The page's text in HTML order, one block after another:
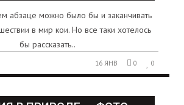
абзаце можно было бы и заканчивать
в мир кои. Но все таки хотелось
бы рассказать..
16 ЯНВ 0 0